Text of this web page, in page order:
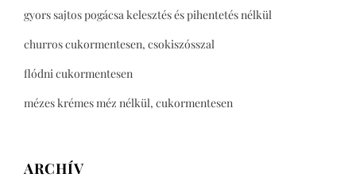
gyors sajtos pogácsa kelesztés és pihentetés nélkül
churros cukormentesen, csokiszósszal
flódni cukormentesen
mézes krémes méz nélkül, cukormentesen
ARCHÍV